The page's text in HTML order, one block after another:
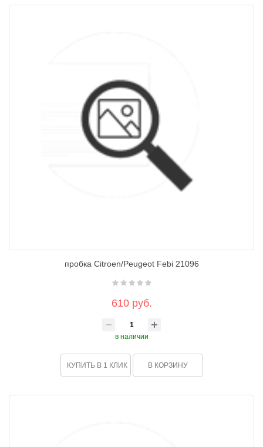
пробка Citroen/Peugeot Febi 21096
610 руб.
в наличии
КУПИТЬ В 1 КЛИК В КОРЗИНУ